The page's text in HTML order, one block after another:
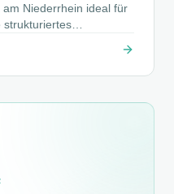
Niederrhein ideal für
strukturiertes
COS Vertriebsagentur